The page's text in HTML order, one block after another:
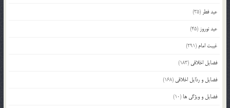
عید فطر (35)
عید نوروز (45)
غیبت امام (291)
فضایل اخلاقی (183)
فضایل و رذایل اخلاقی (168)
فضایل و ویژگی ها (10)